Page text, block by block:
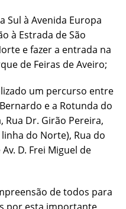
Sul à Avenida Europa
à Estrada de São
e fazer a entrada na
de Feiras de Aveiro;
um percurso entre
e a Rotunda do
Rua Dr. Girão Pereira,
do Norte), Rua do
D. Frei Miguel de
de todos para